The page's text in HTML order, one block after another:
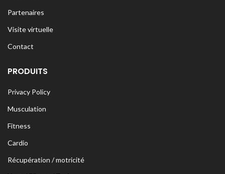
Partenaires
Visite virtuelle
Contact
PRODUITS
Privacy Policy
Musculation
Fitness
Cardio
Récupération / motricité